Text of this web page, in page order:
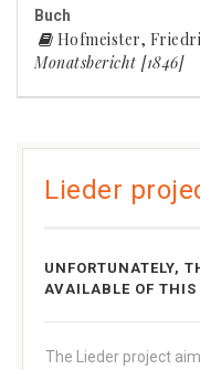
Buch
Hofmeister,
Monatsbericht [1846]
Lieder
UNFORTUNATELY,
AVAILABLE OF THIS
The Lieder project